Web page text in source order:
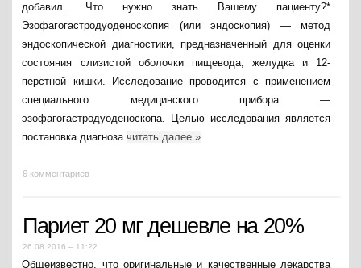
добавил. Что нужно знать Вашему пациенту?*
Эзофагогастродуоденоскопия (или эндоскопия) — метод
эндоскопической диагностики, предназначенный для оценки
состояния слизистой оболочки пищевода, желудка и 12-
перстной кишки. Исследование проводится с применением
специального медицинского прибора —
эзофагогастродуоденоскопа. Целью исследования является
постановка диагнозачитать далее»
6 комментариев
Париет 20 мг дешевле на 20%
26.08.2016 – 11:22
Общеизвестно, что оригинальные и качественные лекарства